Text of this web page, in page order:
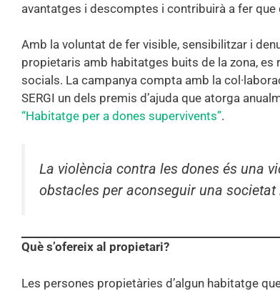
avantatges i descomptes i contribuirà a fer
Amb la voluntat de fer visible, sensibilitzar i
propietaris amb habitatges buits de la zona, es
socials. La campanya compta amb la
SERGI un dels premis d’ajuda que atorga
“Habitatge per a dones supervivents”.
La violència contra les dones és una
obstacles per aconseguir una
Què s’ofereix al propietari?
Les persones propietàries d’algun habitatge